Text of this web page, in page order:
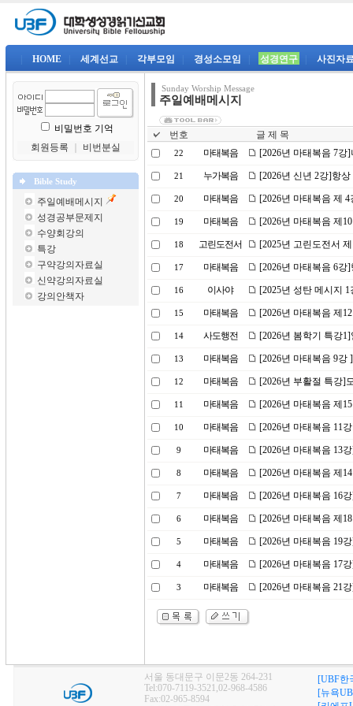
HOME 세계선교 각부모임 경성소모임 성경연구 사진자
비밀번호 기억
회원등록
비번분실
Bible Study
주일예배메시지
성경공부문제지
수양회강의
특강
구약강의자료실
신약강의자료실
강의안책자
Sunday Worship Message
주일예배메시지
번호 글 제 목
22 마태복음 [2026년 마태복음 7강
21 누가복음 [2026년 신년 2강]항
20 마태복음 [2026년 마태복음 제
19 마태복음 [2026년 마태복음 제
18 고린도전서 [2025년 고린도전서
17 마태복음 [2026년 마태복음 6강
16 이사야 [2025년 성탄 메시지
15 마태복음 [2026년 마태복음 제
14 사도행전 [2026년 봄학기 특강
13 마태복음 [2026년 마태복음 9강
12 마태복음 [2026년 부활절 특강]
11 마태복음 [2026년 마태복음 제
10 마태복음 [2026년 마태복음 11
9 마태복음 [2026년 마태복음 13
8 마태복음 [2026년 마태복음 제
7 마태복음 [2026년 마태복음 16
6 마태복음 [2026년 마태복음 제
5 마태복음 [2026년 마태복음 19
4 마태복음 [2026년 마태복음 17
3 마태복음 [2026년 마태복음 21
서울 동대문구 이문2동 264-231
Tel:070-7119-3521,02-968-4586
Fax:02-965-8594
[UBF한
[뉴욕